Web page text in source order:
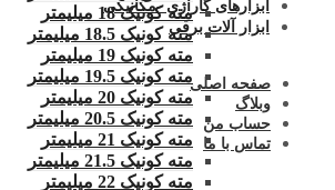
ابزارهای گاراژی -مکانیکی
ابزار آلات برقی
صفحه اصلی
وبلاگ
حساب من
تماس با ما
مته کونیک 18 میلیمتر
مته کونیک 18.5 میلیمتر
مته کونیک 19 میلیمتر
مته کونیک 19.5 میلیمتر
مته کونیک 20 میلیمتر
مته کونیک 20.5 میلیمتر
مته کونیک 21 میلیمتر
مته کونیک 21.5 میلیمتر
مته کونیک 22 میلیمتر